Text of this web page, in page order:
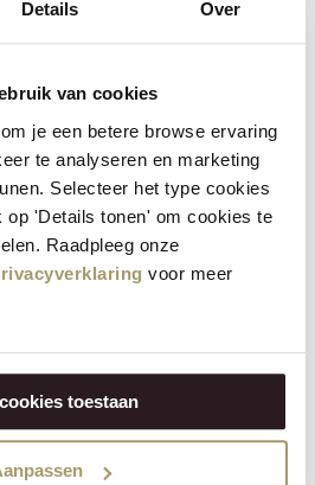
Details Over
van cookies
je een betere browse ervaring
te analyseren en marketing
Selecteer het type cookies
op 'Details tonen' om cookies te
Raadpleeg onze
voor meer
toestaan
braucht man nicht verändern